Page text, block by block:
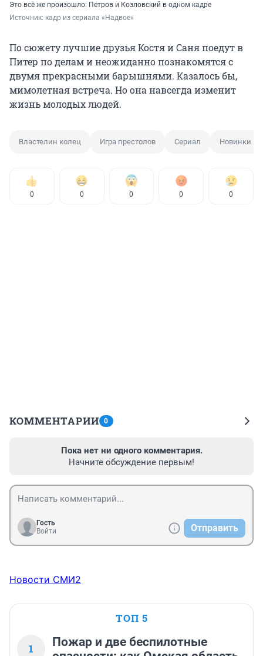
Это всё же произошло: Петров и Козловский в одном кадре
Источник: кадр из сериала «Надвое»
По сюжету лучшие друзья Костя и Саня поедут в
Питер по делам и неожиданно познакомятся с
двумя прекрасными барышнями. Казалось бы,
мимолетная встреча. Но она навсегда изменит
жизнь молодых людей.
Властелин колец Игра престолов Сериал Новинки
0 0 0 0 0
КОММЕНТАРИИ 0
Пока нет ни одного комментария.
Начните обсуждение первым!
Гость
Войти
Отправить
Новости СМИ2
ТОП 5
1
Пожар и две беспилотные